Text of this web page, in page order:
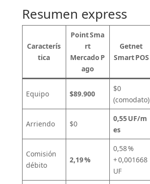
Resumen express
Caracterís
tica
Point Sma
rt
Mercado P
ago
Getnet
Smart POS
Equipo $89.900
$0
(comodato)
Arriendo $0
0,55 UF/m
es
Comisión
débito
2,19 %
0,58 %
+ 0,001668
UF